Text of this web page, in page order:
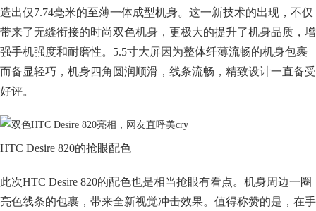
造出仅7.74毫米的至薄一体成型机身。这一新技术的出现，不仅
带来了无缝衔接的时尚双色机身，更极大的提升了机身品质，增
强手机强度和耐磨性。5.5寸大屏因为整体纤薄流畅的机身包裹
而备显轻巧，机身四角圆润顺滑，线条流畅，精致设计一直备受
好评。
HTC Desire 820的抢眼配色
此次HTC Desire 820的配色也是相当抢眼有看点。机身周边一圈
亮色线条的包裹，带来全新视觉冲击效果。值得称赞的是，在手